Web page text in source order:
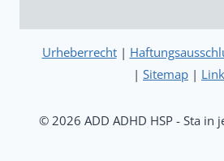
© 2026 ADD ADHD HSP - Sta in
Urheberrecht|
| Sitemap |